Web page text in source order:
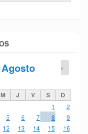
Agosto »
M J V S D
1
2
5 6 7 8
9
12 13 14 15
16